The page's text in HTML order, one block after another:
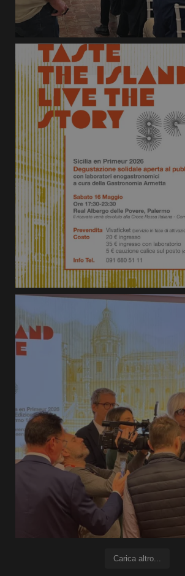
Carica altro...